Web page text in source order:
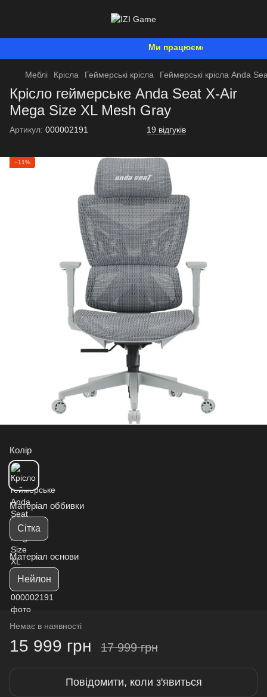
Ми працюємо. Все буде
Меблі Крісла Геймерські крісла Геймерські крісла Anda
Крісло геймерське Anda Seat X-Air
Mega Size XL Mesh Gray
Артикул: 000002191 19 відгуків
−11%
Колір
Матеріал оббивки
Сітка
Матеріал основи
Нейлон
Немає в наявності
15 999 грн 17 999 грн
Повідомити, коли з'явиться